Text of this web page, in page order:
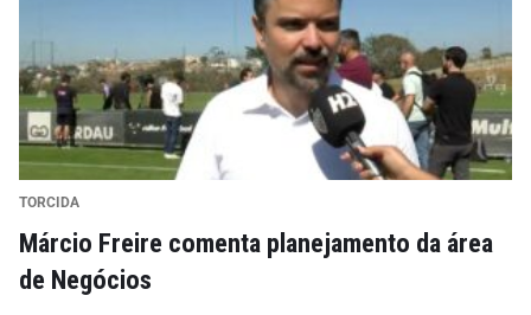
TORCIDA
Márcio Freire comenta planejamento da área
de Negócios